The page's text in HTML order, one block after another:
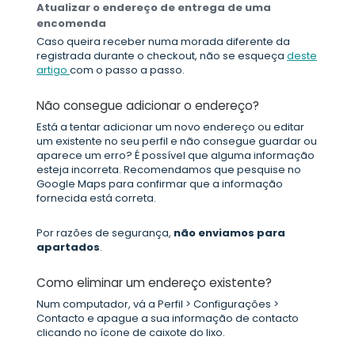
Atualizar o endereço de entrega de uma
encomenda
Caso queira receber numa morada diferente da
registrada durante o checkout, não se esqueça deste
artigo com o passo a passo.
Não consegue adicionar o endereço?
Está a tentar adicionar um novo endereço ou editar
um existente no seu perfil e não consegue guardar ou
aparece um erro? É possível que alguma informação
esteja incorreta. Recomendamos que pesquise no
Google Maps para confirmar que a informação
fornecida está correta.
Por razões de segurança, não enviamos para
apartados.
Como eliminar um endereço existente?
Num computador, vá a Perfil > Configurações >
Contacto e apague a sua informação de contacto
clicando no ícone de caixote do lixo.